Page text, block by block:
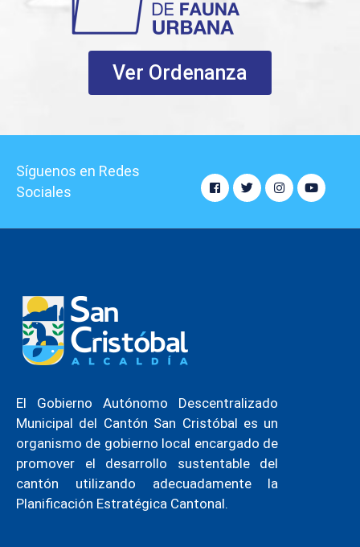
Ver Ordenanza
Síguenos en Redes
Sociales
El Gobierno Autónomo Descentralizado
Municipal del Cantón San Cristóbal es un
organismo de gobierno local encargado de
promover el desarrollo sustentable del
cantón utilizando adecuadamente la
Planificación Estratégica Cantonal.